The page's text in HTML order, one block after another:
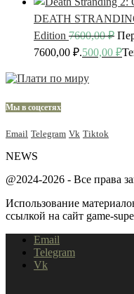
DEATH
Edition 7600,00₽
7600,00 ₽.500,00 ₽
Мы в соцсетях
Email Telegram Vk Tiktok
NEWS
@2024-2026 - Все права
Использование
ссылкой на сайт game-
Email
Telegram
Vk